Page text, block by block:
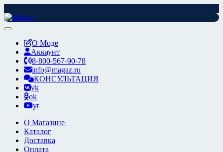
Перейти
к
О Моде
Аккаунт
8-800-567-90-78
info@magaz.ru
КОНСУЛЬТАЦИЯ
vk
ok
yt
О Магазине
Каталог
Доставка
Оплата